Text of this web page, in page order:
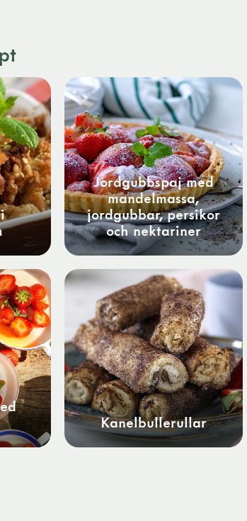
Jordgubbspaj med
mandelmassa,
jordgubbar, persikor
och nektariner
Kanelbullerullar